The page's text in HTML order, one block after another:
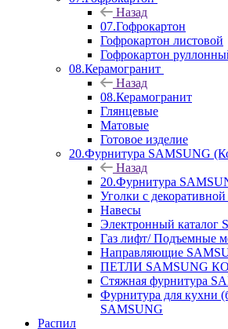
Назад
07.Гофрокартон
Гофрокартон листовой
Гофрокартон
08.Керамогранит
Назад
08.Керамогранит
Глянцевые
Матовые
Готовое изделие
20.Фурнитура SAMSUNG
Назад
20.Фурнитура
Уголки с
Навесы
Электронный каталог
Газ лифт/ Подъемные
Направляющие
ПЕТЛИ SAMSUNG
Стяжная фурнитура
Фурнитура для кухни
SAMSUNG
Распил